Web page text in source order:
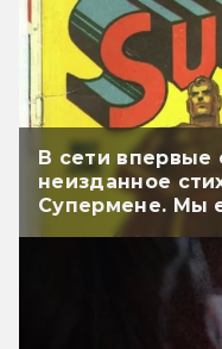
В сети впервые
неизданное
Супермене. Мы